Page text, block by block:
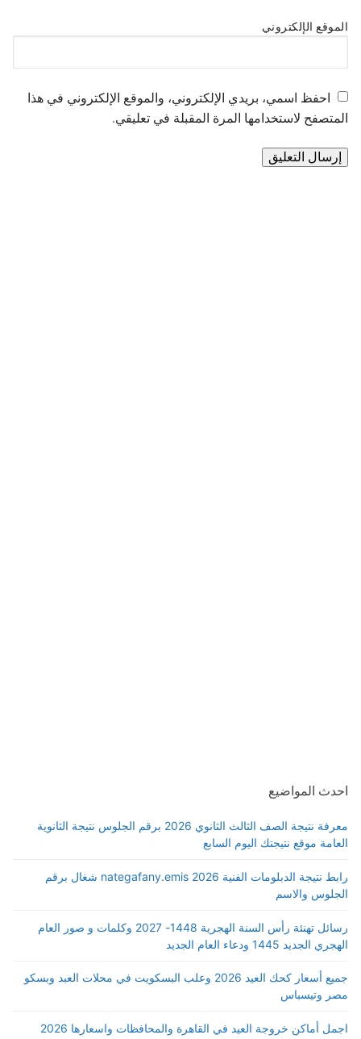
الموقع الإلكتروني
احفظ اسمي، بريدي الإلكتروني، والموقع الإلكتروني في هذا
المتصفح لاستخدامها المرة المقبلة في تعليقي.
احدث المواضيع
معرفة نتيجة الصف الثالث الثانوي 2026 برقم الجلوس نتيجة الثانوية
العامة موقع نتيجتك اليوم السابع
رابط نتيجة الدبلومات الفنية 2026 nategafany.emis شغال برقم
الجلوس والاسم
رسائل تهنئة رأس السنة الهجرية 1448- 2027 وكلمات و صور العام
الهجري الجديد 1445 ودعاء العام الجديد
جميع أسعار كحك العيد 2026 وعلب البسكويت في محلات العبد وبسكو
مصر وتيسباس
اجمل أماكن خروجة العيد في القاهرة والمحافظات واسعارها 2026